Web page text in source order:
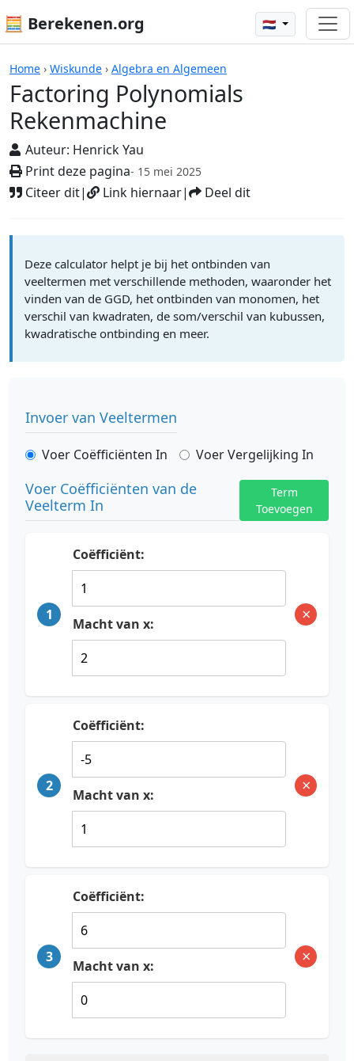
🧮 Berekenen.org 🇳🇱
Home › Wiskunde › Algebra en Algemeen
Factoring Polynomials
Rekenmachine
Auteur: Henrick Yau
Print deze pagina- 15 mei 2025
Citeer dit| Link hiernaar| Deel dit
Rekenmachines
Deze calculator helpt je bij het ontbinden van
veeltermen met verschillende methoden, waaronder het
vinden van de GGD, het ontbinden van monomen, het
verschil van kwadraten, de som/verschil van kubussen,
kwadratische ontbinding en meer.
Invoer van Veeltermen
Voer Coëfficiënten In Voer Vergelijking In
Voer Coëfficiënten van de
Veelterm In
Term
Toevoegen
1
Coëfficiënt:
Macht van x: ×
2
Coëfficiënt:
Macht van x: ×
3
Coëfficiënt:
Macht van x: ×